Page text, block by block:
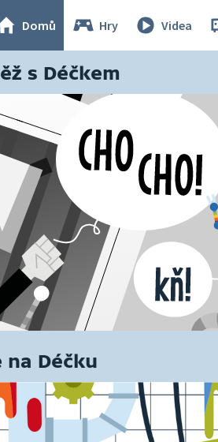
Domů Hry Videa
s Déčkem
na Déčku